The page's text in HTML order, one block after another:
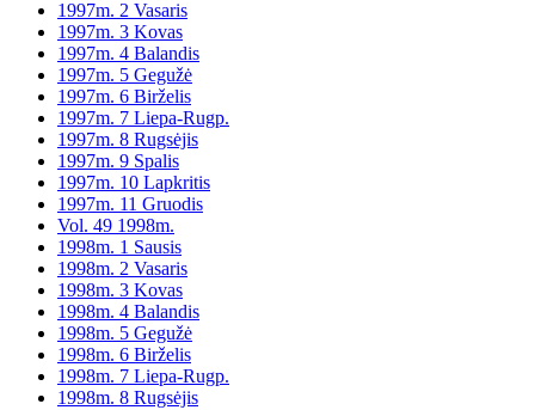
1997m. 2 Vasaris
1997m. 3 Kovas
1997m. 4 Balandis
1997m. 5 Gegužė
1997m. 6 Birželis
1997m. 7 Liepa-Rugp.
1997m. 8 Rugsėjis
1997m. 9 Spalis
1997m. 10 Lapkritis
1997m. 11 Gruodis
Vol. 49 1998m.
1998m. 1 Sausis
1998m. 2 Vasaris
1998m. 3 Kovas
1998m. 4 Balandis
1998m. 5 Gegužė
1998m. 6 Birželis
1998m. 7 Liepa-Rugp.
1998m. 8 Rugsėjis